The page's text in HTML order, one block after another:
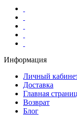
Информация
Личный
Доставка
Главная
Возврат
Блог